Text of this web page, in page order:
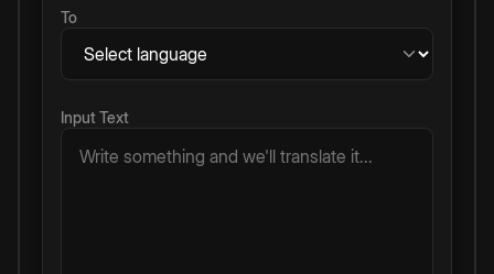
To
Input Text